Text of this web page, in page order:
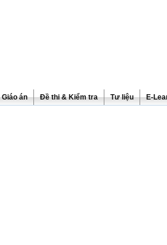
Giáo án Đề thi & Kiểm tra Tư liệu E-